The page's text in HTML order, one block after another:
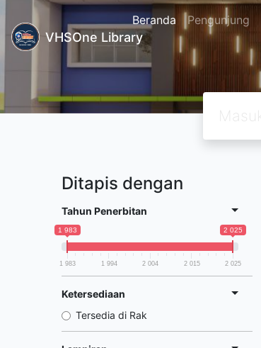
VHSOne Library
Beranda Pengunjung
Ditapis dengan
Tahun Penerbitan
1 983 2 025
1 983 1 994 2 004 2 015 2 025
Ketersediaan
Tersedia di Rak